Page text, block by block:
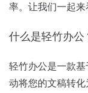
率。让我们一起来
什么是轻竹办公
轻竹办公是一款
动将您的文稿转